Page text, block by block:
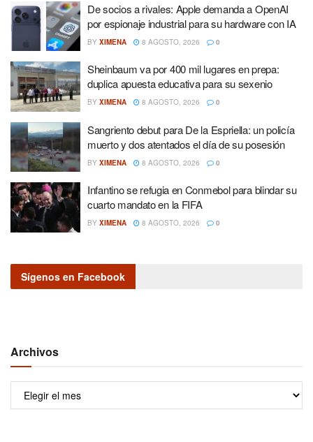
De socios a rivales: Apple demanda a OpenAI
por espionaje industrial para su hardware con IA
BY XIMENA 8 AGOSTO, 2026 0
Sheinbaum va por 400 mil lugares en prepa:
duplica apuesta educativa para su sexenio
BY XIMENA 8 AGOSTO, 2026 0
Sangriento debut para De la Espriella: un policía
muerto y dos atentados el día de su posesión
BY XIMENA 8 AGOSTO, 2026 0
Infantino se refugia en Conmebol para blindar su
cuarto mandato en la FIFA
BY XIMENA 8 AGOSTO, 2026 0
Sígenos en Facebook
Archivos